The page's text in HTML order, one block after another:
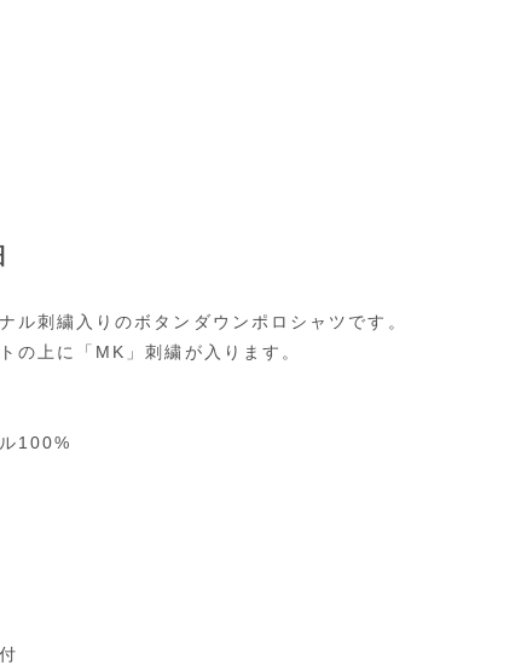
ル刺繍入りのボタンダウンポロシャツです。
の上に「MK」刺繍が入ります。
100%